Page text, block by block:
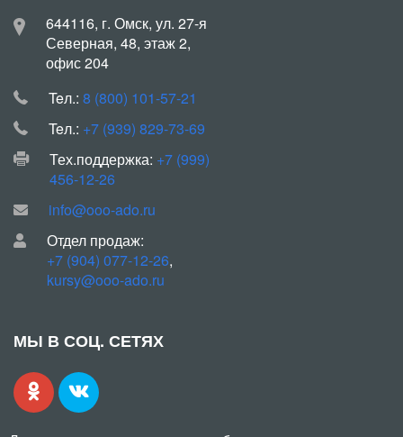
644116, г. Омск, ул. 27-я
Северная, 48, этаж 2,
офис 204
Teл.: 8 (800) 101-57-21
Teл.: +7 (939) 829-73-69
Тех.поддержка: +7 (999)
456-12-26
info@ooo-ado.ru
Отдел продаж:
+7 (904) 077-12-26,
kursy@ooo-ado.ru
МЫ В СОЦ. СЕТЯХ